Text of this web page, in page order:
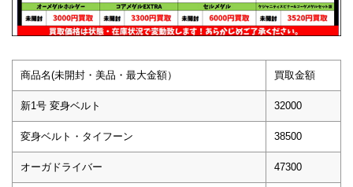
商品名(未開封・美品・最大金額） 買取金額
新1号 変身ベルト 32000
変身ベルト・タイフーン 38500
オーガドライバー 47300